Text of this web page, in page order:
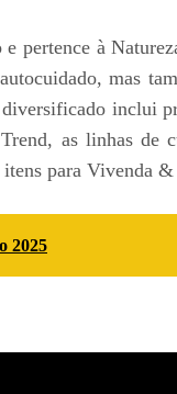
pertence à
mas
inclui
as linhas
para
2025